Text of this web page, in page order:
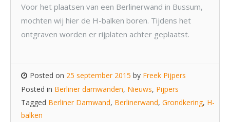
Voor het plaatsen van een Berlinerwand in Bussum,
mochten wij hier de H-balken boren. Tijdens het
ontgraven worden er rijplaten achter geplaatst.
Posted on 25 september 2015 by Freek Pijpers
Posted in Berliner damwanden, Nieuws, Pijpers
Tagged Berliner Damwand, Berlinerwand, Grondkering, H-
balken